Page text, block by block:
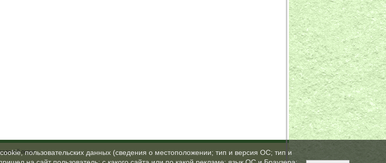
округ
пользовательских данных (сведения о местоположении; тип и версия ОС; тип и